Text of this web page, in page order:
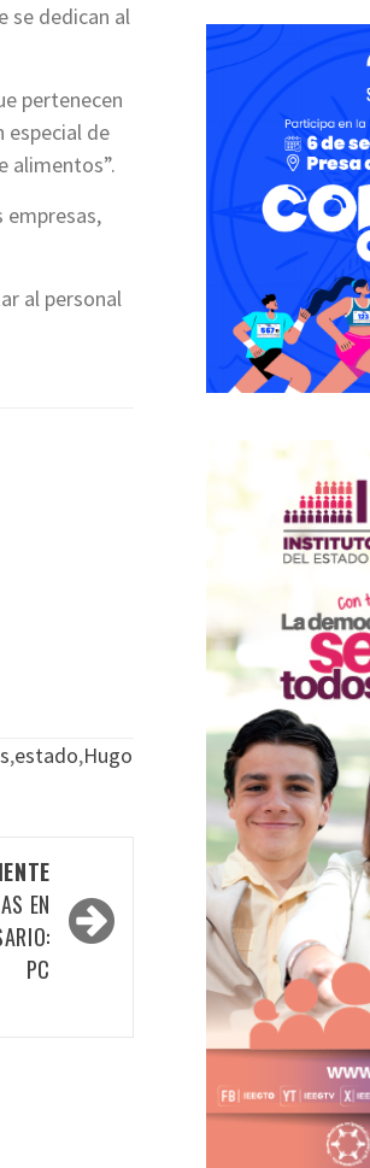
se dedican al
pertenecen
especial de
alimentos”.
empresas,
al personal
,estado,Hugo
EN
PC